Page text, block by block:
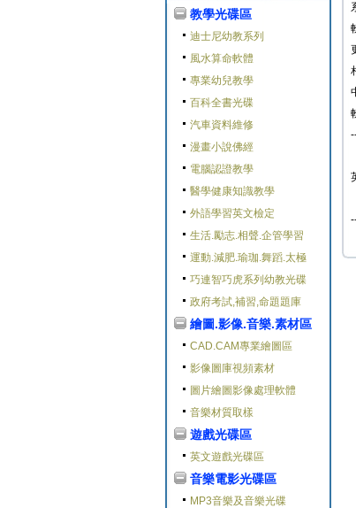
教學光碟區
迪士尼幼教系列
風水算命軟體
專業幼兒教學
百科全書光碟
汽車資料維修
漫畫小說佛經
電腦認證教學
醫學健康知識教學
外語學習英文檢定
生活.勵志.相聲.企管學習
運動.減肥.瑜珈.舞蹈.太極
巧連智巧虎系列幼教光碟
政府考試,補習,命題題庫
繪圖.影像.音樂.素材區
CAD.CAM專業繪圖區
影像圖庫視頻素材
圖片繪圖影像處理軟體
音樂材質取樣
遊戲光碟區
英文遊戲光碟區
音樂電影光碟區
MP3音樂及音樂光碟